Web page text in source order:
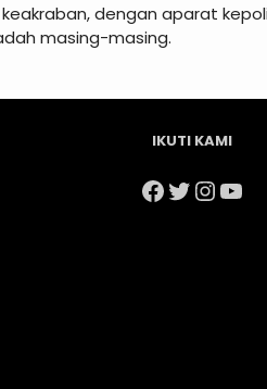
dengan aparat
masing-masing.
IKUTI KAMI
Facebook
Twitter